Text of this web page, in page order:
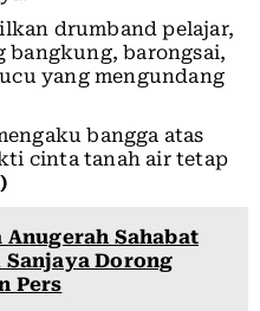
drumband pelajar,
bangkung, barongsai,
yang mengundang
bangga atas
cinta tanah air tetap
Anugerah Sahabat
Dorong
Pers